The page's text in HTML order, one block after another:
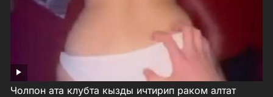
Чолпон ата клубта кызды ичтирип раком алтат